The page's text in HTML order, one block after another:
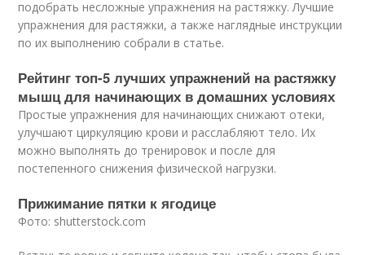
подобрать несложные упражнения на растяжку. Лучшие
упражнения для растяжки, а также наглядные инструкции
по их выполнению собрали в статье.
Рейтинг топ-5 лучших упражнений на растяжку
мышц для начинающих в домашних условиях
Простые упражнения для начинающих снижают отеки,
улучшают циркуляцию крови и расслабляют тело. Их
можно выполнять до тренировок и после для
постепенного снижения физической нагрузки.
Прижимание пятки к ягодице
Фото: shutterstock.com